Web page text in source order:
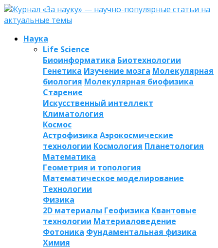
Наука
Life Science
Биоинформатика Биотехнологии
Генетика Изучение мозга Молекулярная
биология Молекулярная биофизика
Старение
Искусственный интеллект
Климатология
Космос
Астрофизика Аэрокосмические
технологии Космология Планетология
Математика
Геометрия и топология
Математическое моделирование
Технологии
Физика
2D материалы Геофизика Квантовые
технологии Материаловедение
Фотоника Фундаментальная физика
Химия